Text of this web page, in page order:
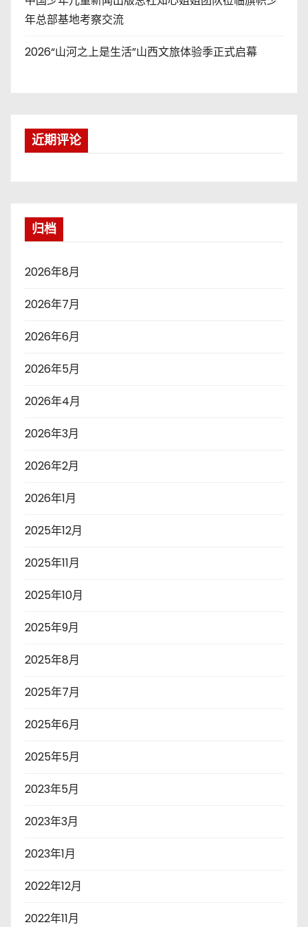
年总部基地考察交流
2026“山河之上是生活”山西文旅体验季正式启幕
近期评论
归档
2026年8月
2026年7月
2026年6月
2026年5月
2026年4月
2026年3月
2026年2月
2026年1月
2025年12月
2025年11月
2025年10月
2025年9月
2025年8月
2025年7月
2025年6月
2025年5月
2023年5月
2023年3月
2023年1月
2022年12月
2022年11月